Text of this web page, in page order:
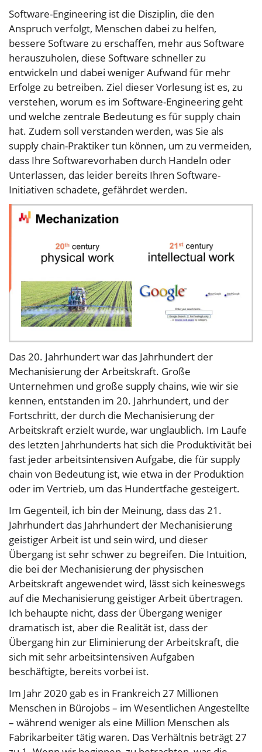
Software-Engineering ist die Disziplin, die den
Anspruch verfolgt, Menschen dabei zu helfen,
bessere Software zu erschaffen, mehr aus Software
herauszuholen, diese Software schneller zu
entwickeln und dabei weniger Aufwand für mehr
Erfolge zu betreiben. Ziel dieser Vorlesung ist es, zu
verstehen, worum es im Software-Engineering geht
und welche zentrale Bedeutung es für supply chain
hat. Zudem soll verstanden werden, was Sie als
supply chain-Praktiker tun können, um zu vermeiden,
dass Ihre Softwarevorhaben durch Handeln oder
Unterlassen, das leider bereits Ihren Software-
Initiativen schadete, gefährdet werden.
Das 20. Jahrhundert war das Jahrhundert der
Mechanisierung der Arbeitskraft. Große
Unternehmen und große supply chains, wie wir sie
kennen, entstanden im 20. Jahrhundert, und der
Fortschritt, der durch die Mechanisierung der
Arbeitskraft erzielt wurde, war unglaublich. Im Laufe
des letzten Jahrhunderts hat sich die Produktivität bei
fast jeder arbeitsintensiven Aufgabe, die für supply
chain von Bedeutung ist, wie etwa in der Produktion
oder im Vertrieb, um das Hundertfache gesteigert.
Im Gegenteil, ich bin der Meinung, dass das 21.
Jahrhundert das Jahrhundert der Mechanisierung
geistiger Arbeit ist und sein wird, und dieser
Übergang ist sehr schwer zu begreifen. Die Intuition,
die bei der Mechanisierung der physischen
Arbeitskraft angewendet wird, lässt sich keineswegs
auf die Mechanisierung geistiger Arbeit übertragen.
Ich behaupte nicht, dass der Übergang weniger
dramatisch ist, aber die Realität ist, dass der
Übergang hin zur Eliminierung der Arbeitskraft, die
sich mit sehr arbeitsintensiven Aufgaben
beschäftigte, bereits vorbei ist.
Im Jahr 2020 gab es in Frankreich 27 Millionen
Menschen in Bürojobs – im Wesentlichen Angestellte
– während weniger als eine Million Menschen als
Fabrikarbeiter tätig waren. Das Verhältnis beträgt 27